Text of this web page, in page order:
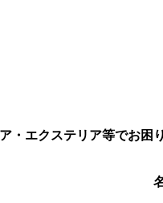
エクステリア等でお困